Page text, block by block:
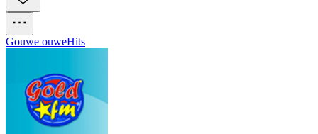
Gouwe ouweHits